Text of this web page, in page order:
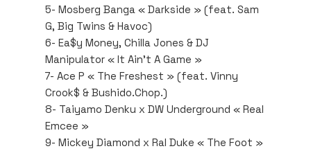
5- Mosberg Banga « Darkside » (feat. Sam
G, Big Twins & Havoc)
6- Ea$y Money, Chilla Jones & DJ
Manipulator « It Ain’t A Game »
7- Ace P « The Freshest » (feat. Vinny
Crook$ & Bushido.Chop.)
8- Taiyamo Denku x DW Underground « Real
Emcee »
9- Mickey Diamond x Ral Duke « The Foot »